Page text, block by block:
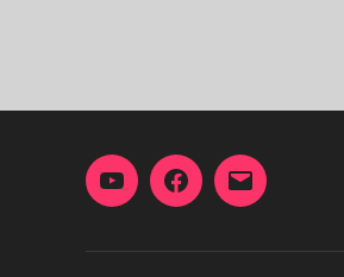
YouTubeFacebookCorreo